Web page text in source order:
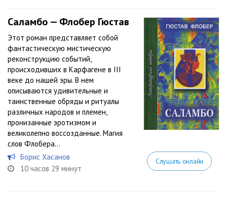
Саламбо — Флобер Гюстав
Этот роман представляет собой
фантастическую мистическую
реконструкцию событий,
происходивших в Карфагене в III
веке до нашей эры. В нем
описываются удивительные и
таинственные обряды и ритуалы
различных народов и племен,
пронизанные эротизмом и
великолепно воссозданные. Магия
слов Флобера...
Борис Хасанов
10 часов 29 минут
Слушать онлайн